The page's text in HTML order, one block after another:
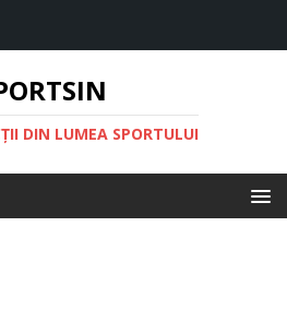
DIN LUMEA SPORTULUI